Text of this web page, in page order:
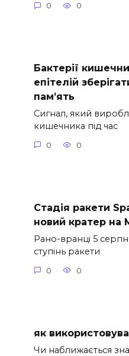
0 0
Бактерії
епітелій
пам’ять
Сигнал, який
кишечника під час
0 0
Стадія ракети
новий кратер на
Рано-вранці 5
ступінь ракети
0 0
як
Чи наближається